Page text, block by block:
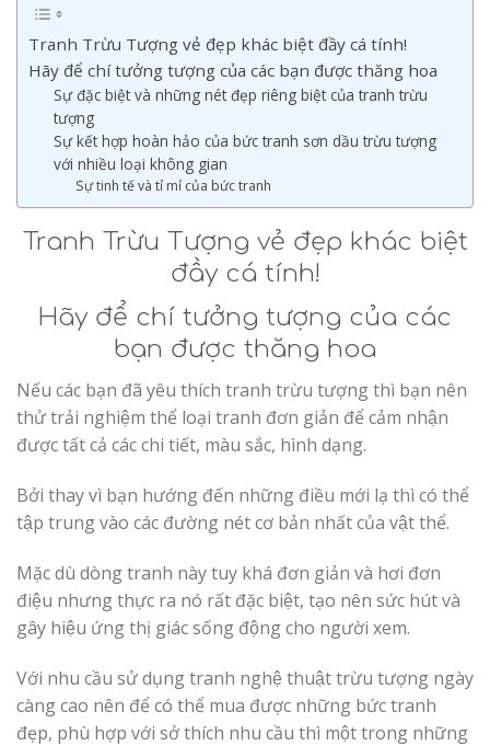
Tranh Trừu Tượng vẻ đẹp khác biệt đầy cá tính!
Hãy để chí tưởng tượng của các bạn được thăng hoa
Sự đặc biệt và những nét đẹp riêng biệt của tranh trừu
tượng
Sự kết hợp hoàn hảo của bức tranh sơn dầu trừu tượng
với nhiều loại không gian
Sự tinh tế và tỉ mỉ của bức tranh
Tranh Trừu Tượng vẻ đẹp khác biệt
đầy cá tính!
Hãy để chí tưởng tượng của các
bạn được thăng hoa
Nếu các bạn đã yêu thích tranh trừu tượng thì bạn nên
thử trải nghiệm thể loại tranh đơn giản để cảm nhận
được tất cả các chi tiết, màu sắc, hình dạng.
Bởi thay vì bạn hướng đến những điều mới lạ thì có thể
tập trung vào các đường nét cơ bản nhất của vật thể.
Mặc dù dòng tranh này tuy khá đơn giản và hơi đơn
điệu nhưng thực ra nó rất đặc biệt, tạo nên sức hút và
gây hiệu ứng thị giác sống động cho người xem.
Với nhu cầu sử dụng tranh nghệ thuật trừu tượng ngày
càng cao nên để có thể mua được những bức tranh
đẹp, phù hợp với sở thích nhu cầu thì một trong những